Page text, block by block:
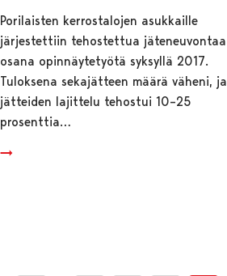
Porilaisten kerrostalojen asukkaille
järjestettiin tehostettua jäteneuvontaa
osana opinnäytetyötä syksyllä 2017.
Tuloksena sekajätteen määrä väheni, ja
jätteiden lajittelu tehostui 10–25
prosenttia…